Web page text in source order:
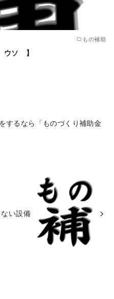
もの補助
ウソ 】
するなら「ものづくり補助金
い設備